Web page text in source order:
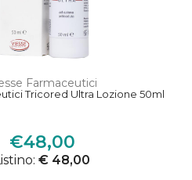
Farmaceutici
Tricored Ultra Lozione 50ml
€48,00
€ 48,00